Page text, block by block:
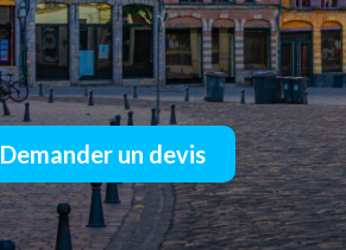
Demander un devis